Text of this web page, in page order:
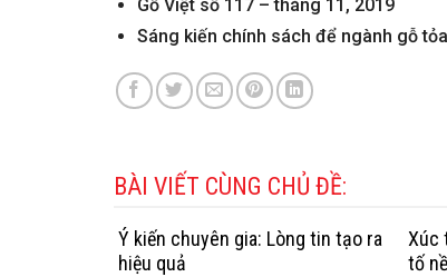
Gỗ Việt số 117 – tháng 11, 2019
Sáng kiến chính sách để ngành gỗ
BÀI VIẾT CÙNG CHỦ ĐỀ:
Ý kiến chuyên gia: Lòng tin tạo ra
hiệu quả
Xúc
tố